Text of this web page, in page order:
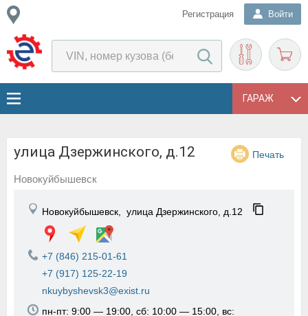
Регистрация Войти
ГАРАЖ
улица Дзержинского, д.12 Печать
Новокуйбышевск
Новокуйбышевск, улица Дзержинского, д.12
+7 (846) 215-01-61
+7 (917) 125-22-19
nkuybyshevsk3@exist.ru
пн-пт: 9:00 — 19:00, сб: 10:00 — 15:00, вс: